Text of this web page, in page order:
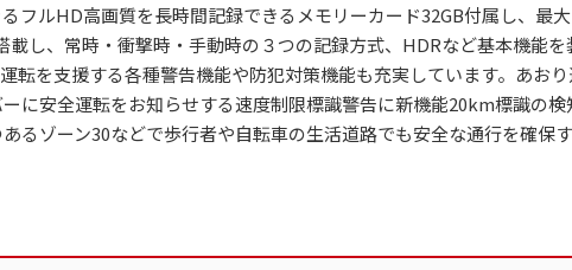
フルHD高画質を長時間記録できるメモリーカード32GB付属し、最大
し、常時・衝撃時・手動時の３つの記録方式、HDRなど基本機能を
転を支援する各種警告機能や防犯対策機能も充実しています。あお
に安全運転をお知らせする速度制限標識警告に新機能20km標識の検
るゾーン30などで歩行者や自転車の生活道路でも安全な通行を確保